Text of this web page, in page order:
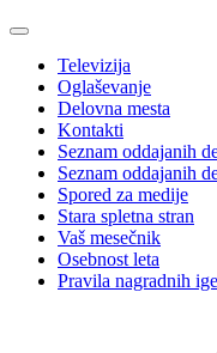
Televizija
Oglaševanje
Delovna mesta
Kontakti
Seznam oddajanih
Seznam oddajanih
Spored za medije
Stara spletna stran
Vaš mesečnik
Osebnost leta
Pravila nagradnih